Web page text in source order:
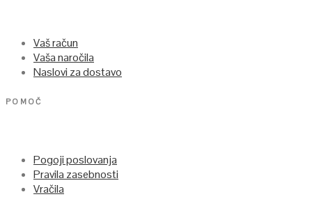
Vaš račun
Vaša naročila
Naslovi za dostavo
POMOČ
Pogoji poslovanja
Pravila zasebnosti
Vračila